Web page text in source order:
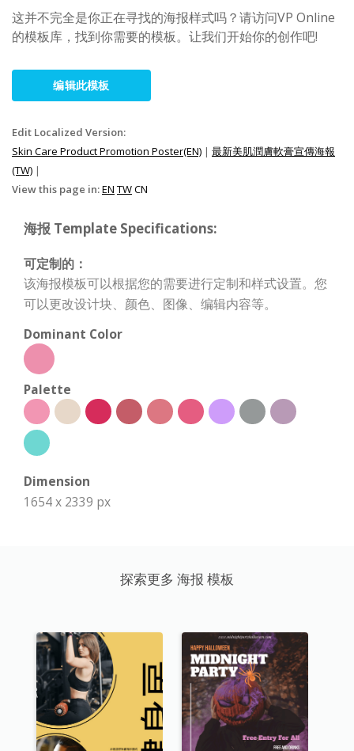
这并不完全是你正在寻找的海报样式吗？请访问VP Online
的模板库，找到你需要的模板。让我们开始你的创作吧!
编辑此模板
Edit Localized Version:
Skin Care Product Promotion Poster(EN) | 最新美肌潤膚軟膏宣傳海報
(TW) |
View this page in:EN TWCN
海报 Template Specifications:
可定制的：
该海报模板可以根据您的需要进行定制和样式设置。您
可以更改设计块、颜色、图像、编辑内容等。
Dominant Color
Palette
Dimension
1654 x 2339 px
探索更多 海报 模板